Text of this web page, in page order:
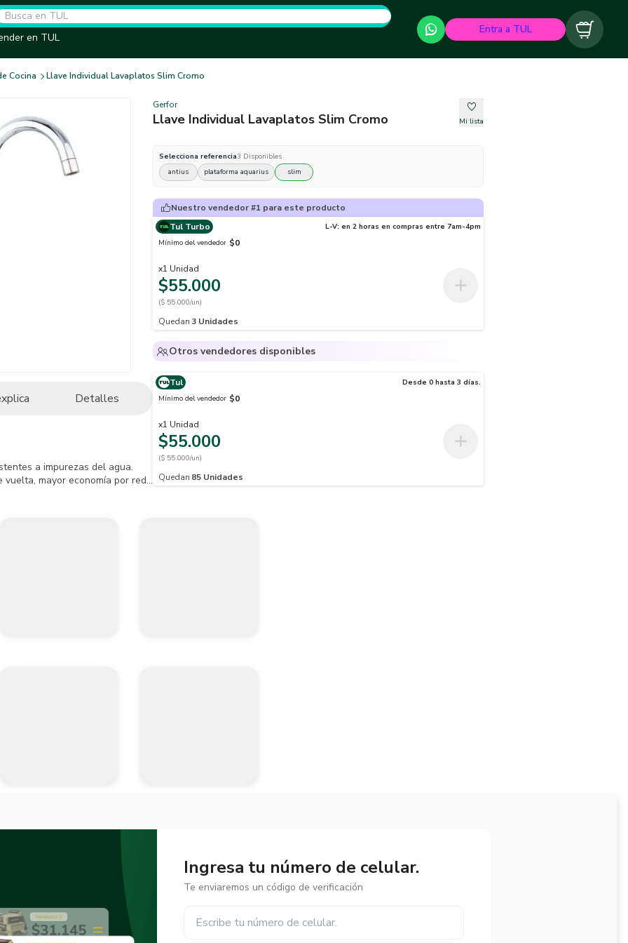
en TUL
Entra a TUL Carrito
Cocina Llave Individual Lavaplatos Slim Cromo
Detalles
a impurezas del agua.
vuelta, mayor economía por reducción de caudal y aireador.
Gerfor
Llave Individual Lavaplatos Slim Cromo Mi lista
Selecciona referencia3 Disponibles
antius
plataforma aquarius slim
Nuestro vendedor #1 para este producto
Tul Turbo
L-V: en 2 horas en compras entre 7am-4pm
Mínimo del vendedor $0
x1 Unidad
$55.000
($ 55.000/un)
Quedan 3 Unidades
Otros vendedores disponibles
Tul
Desde 0 hasta 3 días.
Mínimo del vendedor $0
x1 Unidad
$55.000
($ 55.000/un)
Quedan 85 Unidades
Ingresa tu número de celular.
Te enviaremos un código de verificación